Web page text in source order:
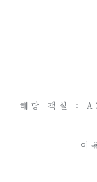
해당 객실 :
이